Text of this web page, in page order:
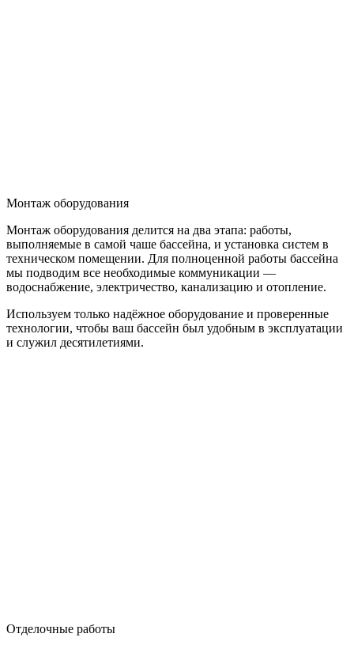
Монтаж оборудования
Монтаж оборудования делится на два этапа: работы,
выполняемые в самой чаше бассейна, и установка систем в
техническом помещении. Для полноценной работы бассейна
мы подводим все необходимые коммуникации —
водоснабжение, электричество, канализацию и отопление.
Используем только надёжное оборудование и проверенные
технологии, чтобы ваш бассейн был удобным в эксплуатации
и служил десятилетиями.
Отделочные работы